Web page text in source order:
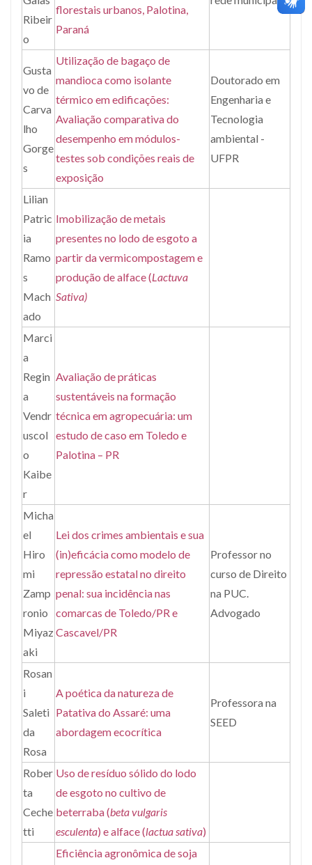
Ribeir
o
florestais urbanos, Palotina,
Paraná
Gusta
vo de
Carva
lho
Gorge
s
Utilização de bagaço de
mandioca como isolante
térmico em edificações:
Avaliação comparativa do
desempenho em módulos-
testes sob condições reais de
exposição
Doutorado em
Engenharia e
Tecnologia
ambiental -
UFPR
Lilian
Patric
ia
Ramo
s
Mach
ado
Imobilização de metais
presentes no lodo de esgoto a
partir da vermicompostagem e
produção de alface (Lactuva
Sativa)
Marci
a
Regin
a
Vendr
uscol
o
Kaibe
r
Avaliação de práticas
sustentáveis na formação
técnica em agropecuária: um
estudo de caso em Toledo e
Palotina – PR
Micha
el
Hiro
mi
Zamp
ronio
Miyaz
aki
Lei dos crimes ambientais e sua
(in)eficácia como modelo de
repressão estatal no direito
penal: sua incidência nas
comarcas de Toledo/PR e
Cascavel/PR
Professor no
curso de Direito
na PUC.
Advogado
Rosan
i
Saleti
da
Rosa
A poética da natureza de
Patativa do Assaré: uma
abordagem ecocrítica
Professora na
SEED
Rober
ta
Ceche
tti
Uso de resíduo sólido do lodo
de esgoto no cultivo de
beterraba (beta vulgaris
esculenta) e alface (lactua sativa)
Eficiência agronômica de soja